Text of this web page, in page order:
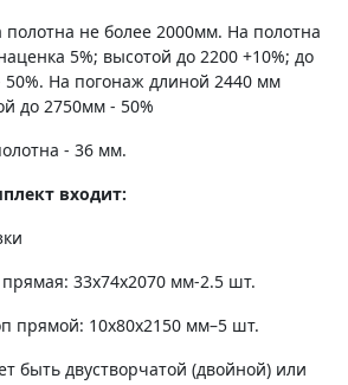
полотна не более 2000мм. На полотна
5%; высотой до 2200 +10%; до
50%. На погонаж длиной 2440 мм
до 2750мм - 50%
- 36 мм.
входит:
прямая: 33х74х2070 мм-2.5 шт.
прямой: 10х80х2150 мм–5 шт.
быть двустворчатой (двойной) или